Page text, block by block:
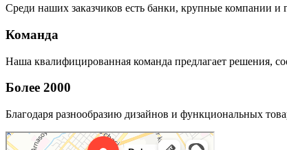
Среди наших заказчиков есть банки, крупные компании и
Команда
Наша квалифицированная команда предлагает решения,
Более 2000
Благодаря разнообразию дизайнов и функциональных